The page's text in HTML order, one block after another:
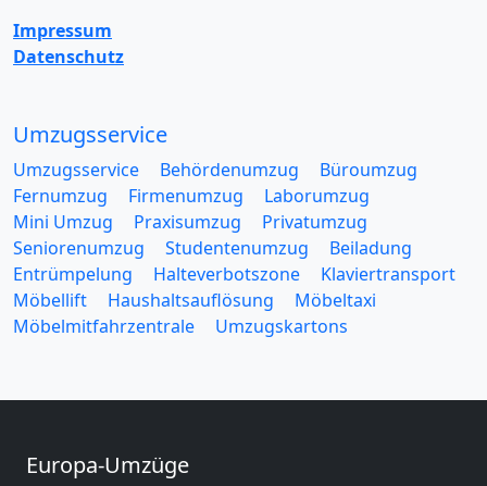
Impressum
Datenschutz
Umzugsservice
Umzugsservice Behördenumzug
Büroumzug
Fernumzug
Firmenumzug
Laborumzug
Mini Umzug
Praxisumzug
Privatumzug
Seniorenumzug
Studentenumzug
Beiladung
Entrümpelung
Halteverbotszone
Klaviertransport
Möbellift
Haushaltsauflösung
Möbeltaxi
Möbelmitfahrzentrale
Umzugskartons
Europa-Umzüge